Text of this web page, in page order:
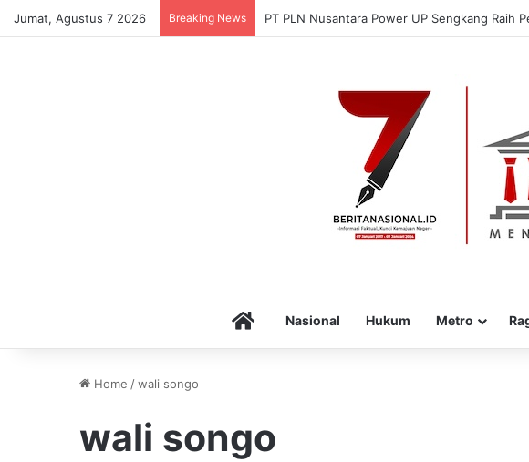
Jumat, Agustus 7 2026 Breaking News Puskesmas Munte Luncurkan “WARUNG
HomeNasional Hukum Metro
Home /wali songo
wali songo